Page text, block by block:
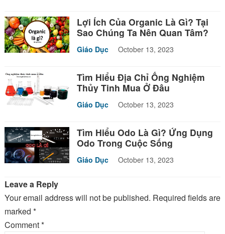
Lợi Ích Của Organic Là Gì? Tại
Sao Chúng Ta Nên Quan Tâm?
Giáo Dục October 13, 2023
Tìm Hiểu Địa Chỉ Ống Nghiệm
Thủy Tinh Mua Ở Đâu
Giáo Dục October 13, 2023
Tìm Hiểu Odo Là Gì? Ứng Dụng
Odo Trong Cuộc Sống
Giáo Dục October 13, 2023
Leave a Reply
Your email address will not be published. Required fields are
marked *
Comment*